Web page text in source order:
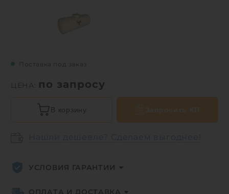
Поставка под заказ
ЦЕНА: по запросу
В корзину
УСЛОВИЯ ГАРАНТИИ
ОПЛАТА И ДОСТАВКА